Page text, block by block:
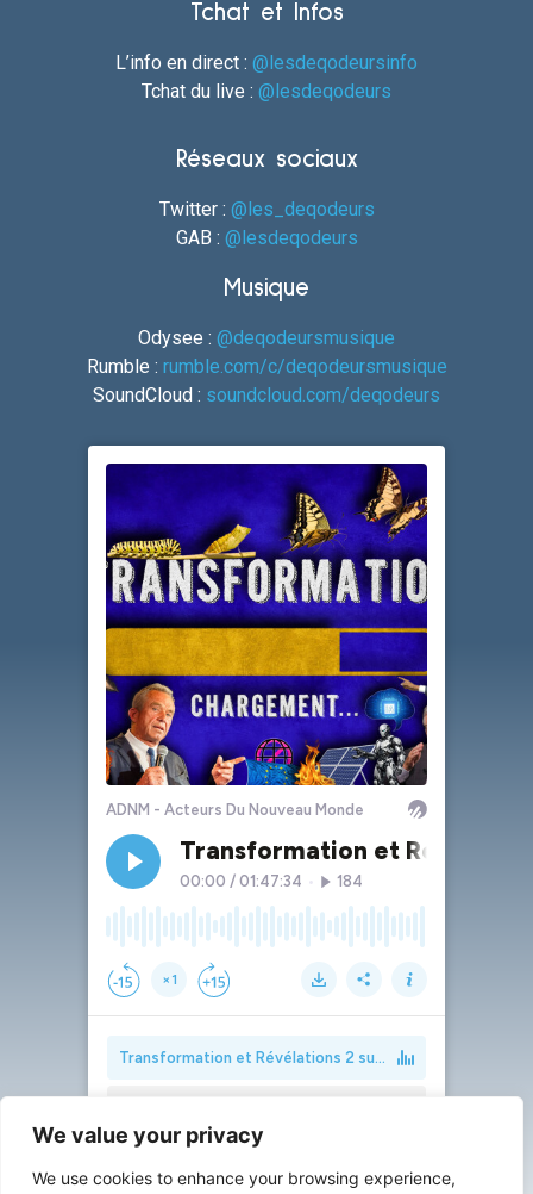
We value your privacy
We use cookies to enhance your browsing experience,
Tchat et Infos
L’info en direct : @lesdeqodeursinfo
Tchat du live : @lesdeqodeurs
Réseaux sociaux
Twitter : @les_deqodeurs
GAB : @lesdeqodeurs
Musique
Odysee : @deqodeursmusique
Rumble : rumble.com/c/deqodeursmusique
SoundCloud : soundcloud.com/deqodeurs